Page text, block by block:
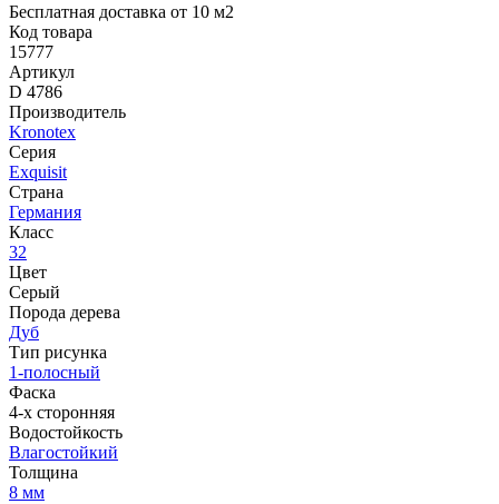
Бесплатная доставка от 10 м2
Код товара
15777
Артикул
D 4786
Производитель
Kronotex
Серия
Exquisit
Страна
Германия
Класс
32
Цвет
Серый
Порода дерева
Дуб
Тип рисунка
1-полосный
Фаска
4-х сторонняя
Водостойкость
Влагостойкий
Толщина
8 мм